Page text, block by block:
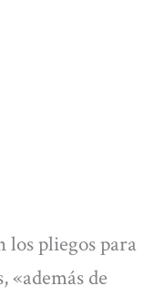
los pliegos para
«además de